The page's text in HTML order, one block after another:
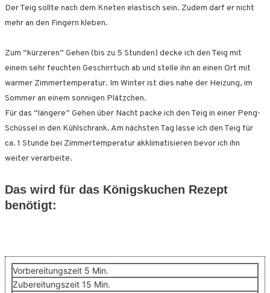
Der Teig sollte nach dem Kneten elastisch sein. Zudem darf er nicht
mehr an den Fingern kleben.
Zum “kürzeren” Gehen (bis zu 5 Stunden) decke ich den Teig mit
einem sehr feuchten Geschirrtuch ab und stelle ihn an einen Ort mit
warmer Zimmertemperatur. Im Winter ist dies nahe der Heizung, im
Sommer an einem sonnigen Plätzchen.
Für das “längere” Gehen über Nacht packe ich den Teig in einer Peng-
Schüssel in den Kühlschrank. Am nächsten Tag lasse ich den Teig für
ca. 1 Stunde bei Zimmertemperatur akklimatisieren bevor ich ihn
weiter verarbeite.
Das wird für das Königskuchen Rezept
benötigt:
Vorbereitungszeit 5 Minuten
Min.
Zubereitungszeit 15 Minuten
Min.